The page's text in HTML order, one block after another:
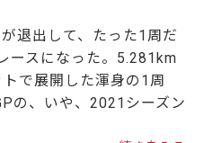
退出して、たった1周だ
ースになった。5.281km
で展開した渾身の1周
の、いや、2021シーズン